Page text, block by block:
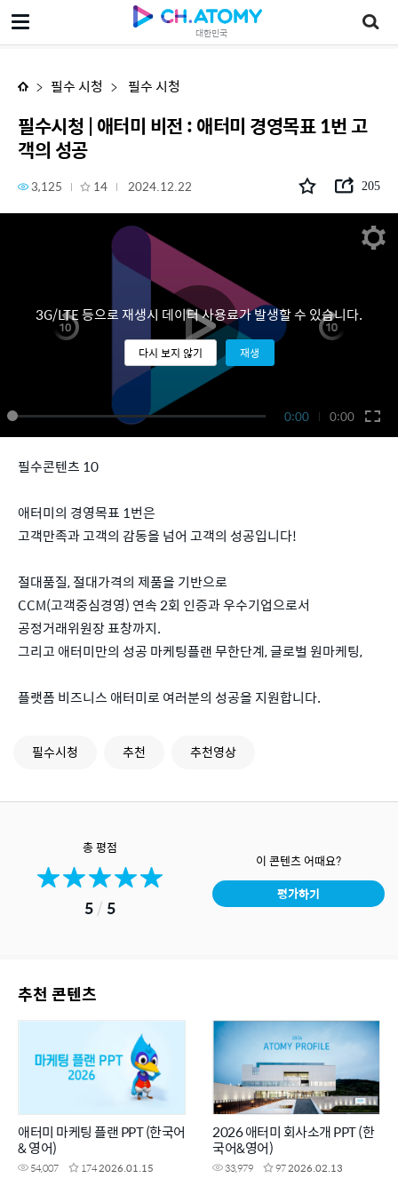
대한민국
필수 시청 필수 시청
필수시청 | 애터미 비전 : 애터미 경영목표 1번 고
객의 성공
3,125 14 2024.12.22 205
0:00 0:00
3G/LTE 등으로 재생시 데이터 사용료가 발생할 수 있습니다.
다시 보지 않기 재생
필수콘텐츠 10
애터미의 경영목표 1번은
고객만족과 고객의 감동을 넘어 고객의 성공입니다!
절대품질, 절대가격의 제품을 기반으로
CCM(고객중심경영) 연속 2회 인증과 우수기업으로서
공정거래위원장 표창까지.
그리고 애터미만의 성공 마케팅플랜 무한단계, 글로벌 원마케팅,
플랫폼 비즈니스 애터미로 여러분의 성공을 지원합니다.
필수시청 추천 추천영상
총 평점
5/ 5
이 콘텐츠 어때요?
평가하기
추천 콘텐츠
애터미 마케팅 플랜 PPT (한국어
& 영어)
54,007 1742026.01.15
2026 애터미 회사소개 PPT (한
국어&영어)
33,979 972026.02.13